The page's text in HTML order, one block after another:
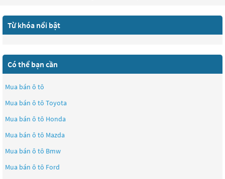
Từ khóa nổi bật
Có thể bạn cần
Mua bán ô tô
Mua bán ô tô Toyota
Mua bán ô tô Honda
Mua bán ô tô Mazda
Mua bán ô tô Bmw
Mua bán ô tô Ford